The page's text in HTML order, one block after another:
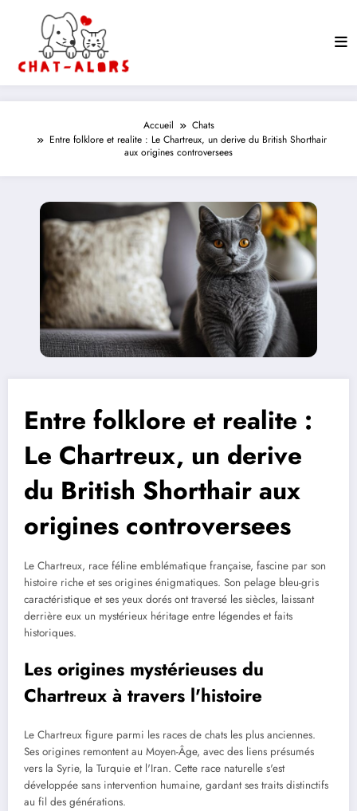
Accueil
Chats
Entre folklore et realite : Le Chartreux, un derive du British Shorthair
aux origines controversees
Entre folklore et realite :
Le Chartreux, un derive
du British Shorthair aux
origines controversees
Le Chartreux, race féline emblématique française, fascine par son
histoire riche et ses origines énigmatiques. Son pelage bleu-gris
caractéristique et ses yeux dorés ont traversé les siècles, laissant
derrière eux un mystérieux héritage entre légendes et faits
historiques.
Les origines mystérieuses du
Chartreux à travers l'histoire
Le Chartreux figure parmi les races de chats les plus anciennes.
Ses origines remontent au Moyen-Âge, avec des liens présumés
vers la Syrie, la Turquie et l'Iran. Cette race naturelle s'est
développée sans intervention humaine, gardant ses traits distinctifs
au fil des générations.